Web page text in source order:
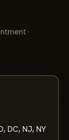
·
DC, NJ, NY